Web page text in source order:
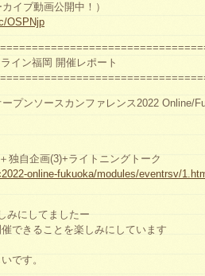
イブ動画公開中！）
OSPNjp
イン福岡 開催レポート
プンソースカンファレンス2022 Online/
独自企画(3)+ライトニングトーク
online-fukuoka/modules/eventrsv/
みにしてましたー
できることを楽しみにしています
です。